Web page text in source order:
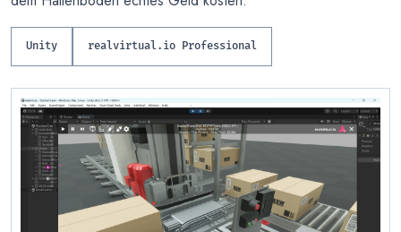
Unity realvirtual.io Professional